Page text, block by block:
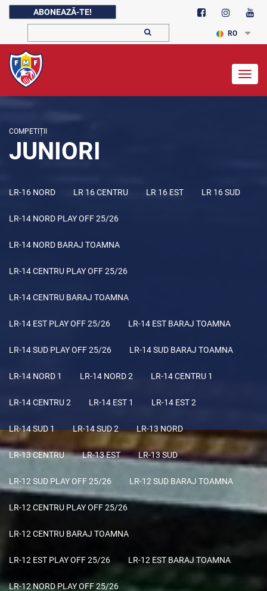
ABONEAZĂ-TE!
RO
COMPETIȚII
JUNIORI
LR-16 NORD LR 16 CENTRU LR 16 EST LR 16 SUD
LR-14 NORD PLAY OFF 25/26
LR-14 NORD BARAJ TOAMNA
LR-14 CENTRU PLAY OFF 25/26
LR-14 CENTRU BARAJ TOAMNA
LR-14 EST PLAY OFF 25/26 LR-14 EST BARAJ TOAMNA
LR-14 SUD PLAY OFF 25/26 LR-14 SUD BARAJ TOAMNA
LR-14 NORD 1 LR-14 NORD 2 LR-14 CENTRU 1
LR-14 CENTRU 2 LR-14 EST 1 LR-14 EST 2
LR-14 SUD 1 LR-14 SUD 2 LR-13 NORD
LR-13 CENTRU LR-13 EST LR-13 SUD
LR-12 SUD PLAY OFF 25/26 LR-12 SUD BARAJ TOAMNA
LR-12 CENTRU PLAY OFF 25/26
LR-12 CENTRU BARAJ TOAMNA
LR-12 EST PLAY OFF 25/26 LR-12 EST BARAJ TOAMNA
LR-12 NORD PLAY OFF 25/26